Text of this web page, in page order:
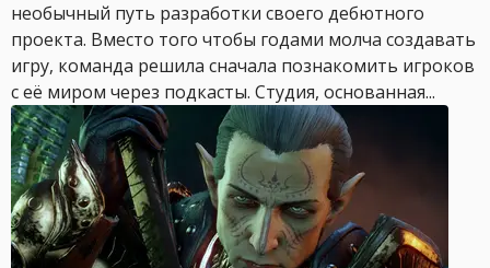
необычный путь разработки своего дебютного
проекта. Вместо того чтобы годами молча создавать
игру, команда решила сначала познакомить игроков
с её миром через подкасты. Студия, основанная...